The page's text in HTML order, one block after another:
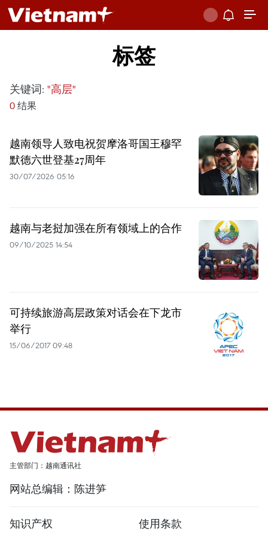
标签
关键词: "高层"
0 结果
越南领导人致电祝贺摩洛哥国王穆罕
默德六世登基27周年
30/07/2026 05:16
越南与老挝加强在所有领域上的合作
09/10/2025 14:54
可持续旅游高层政策对话会在下龙市
举行
15/06/2017 09:48
主管部门：越南通讯社
网站总编辑：陈进笋
知识产权 使用条款